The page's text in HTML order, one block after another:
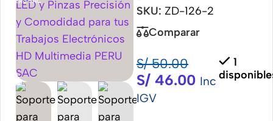
SKU: ZD-126-2
Comparar
S/50.00
S/ 46.00 Inc
IGV
1